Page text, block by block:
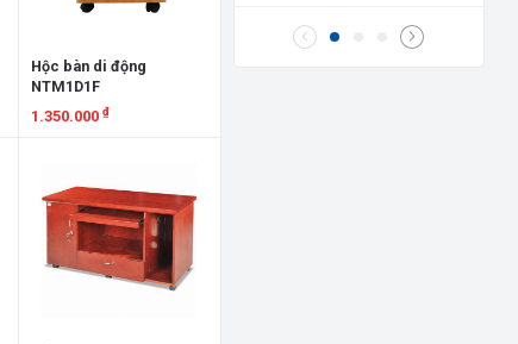
Hộc bàn di động
NTM1D1F
1.350.000₫